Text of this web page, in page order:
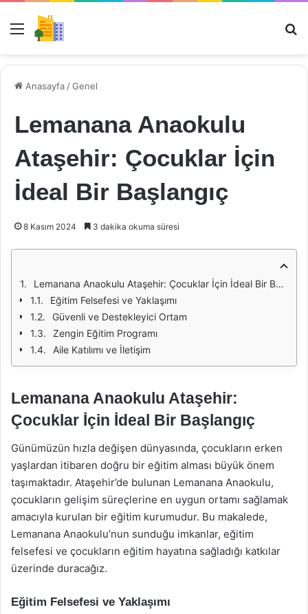
Menü
Anasayfa /Genel
Lemanana Anaokulu
Ataşehir: Çocuklar İçin
İdeal Bir Başlangıç
8 Kasım 2024 3 dakika okuma süresi
Lemanana Anaokulu Ataşehir: Çocuklar İçin İdeal Bir Başlangıç
Eğitim Felsefesi ve Yaklaşımı
Güvenli ve Destekleyici Ortam
Zengin Eğitim Programı
Aile Katılımı ve İletişim
Lemanana Anaokulu Ataşehir:
Çocuklar İçin İdeal Bir Başlangıç
Günümüzün hızla değişen dünyasında, çocukların erken
yaşlardan itibaren doğru bir eğitim alması büyük önem
taşımaktadır. Ataşehir’de bulunan Lemanana Anaokulu,
çocukların gelişim süreçlerine en uygun ortamı sağlamak
amacıyla kurulan bir eğitim kurumudur. Bu makalede,
Lemanana Anaokulu’nun sunduğu imkanlar, eğitim
felsefesi ve çocukların eğitim hayatına sağladığı katkılar
üzerinde duracağız.
Eğitim Felsefesi ve Yaklaşımı